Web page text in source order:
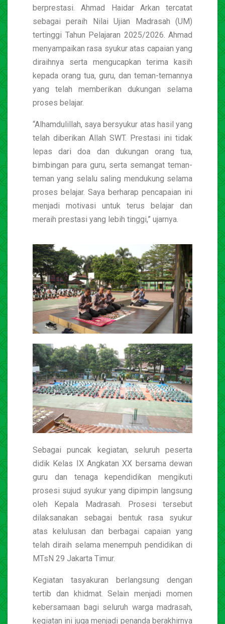
berprestasi. Ahmad Haidar Arkan tercatat
sebagai peraih Nilai Ujian Madrasah (UM)
tertinggi Tahun Pelajaran 2025/2026. Ahmad
menyampaikan rasa syukur atas capaian yang
diraihnya serta mengucapkan terima kasih
kepada orang tua, guru, dan teman-temannya
yang telah memberikan dukungan selama
proses belajar.
“Alhamdulillah, saya bersyukur atas hasil yang
telah diberikan Allah SWT. Prestasi ini tidak
lepas dari doa dan dukungan orang tua,
bimbingan para guru, serta semangat teman-
teman yang selalu saling mendukung selama
proses belajar. Saya berharap pencapaian ini
menjadi motivasi untuk terus belajar dan
meraih prestasi yang lebih tinggi,” ujarnya.
Sebagai puncak kegiatan, seluruh peserta
didik Kelas IX Angkatan XX bersama dewan
guru dan tenaga kependidikan mengikuti
prosesi sujud syukur yang dipimpin langsung
oleh Kepala Madrasah. Prosesi tersebut
dilaksanakan sebagai bentuk rasa syukur
atas kelulusan dan berbagai capaian yang
telah diraih selama menempuh pendidikan di
MTsN 29 Jakarta Timur.
Kegiatan tasyakuran berlangsung dengan
tertib dan khidmat. Selain menjadi momen
kebersamaan bagi seluruh warga madrasah,
kegiatan ini juga menjadi penanda berakhirnya